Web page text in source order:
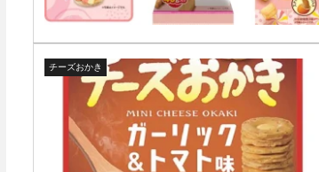
チーズおかき